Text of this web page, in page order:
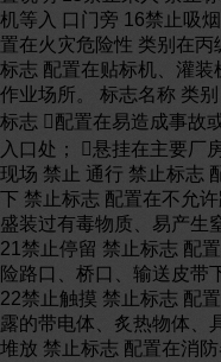
机等入 口门旁 16禁止吸
置在火灾危险性 类别在
标志 配置在贴标机、灌
作业场所。 标志名称 类
标志 配置在易造成事故
入口处； 悬挂在主要厂
现场 禁止 通行 禁止标志
下 禁止标志 配置在不允
盛装过有毒物质、易产生
21禁止停留 禁止标志 配
险路口、桥口、输送皮带
22禁止触摸 禁止标志 配
露的带电体、炙热物体、
堆放 禁止标志 配置在消